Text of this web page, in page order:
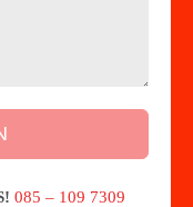
085 – 109 7309